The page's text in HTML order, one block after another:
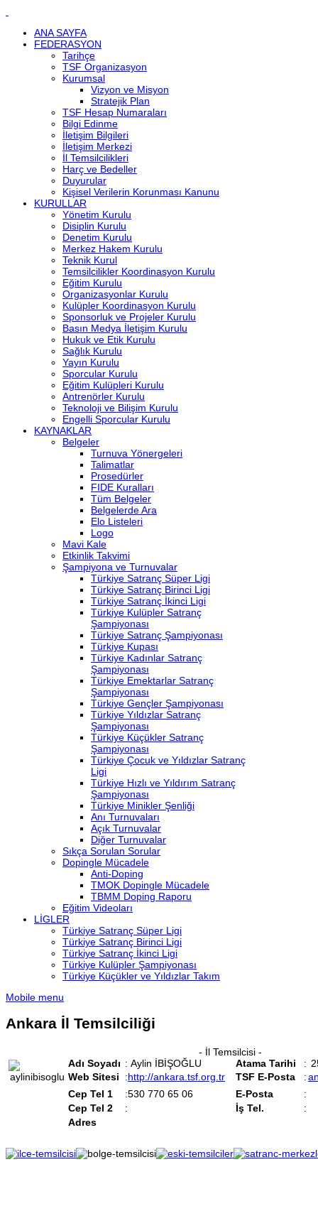
ANA SAYFA
FEDERASYON
Tarihçe
TSF Organizasyon
Kurumsal
Vizyon ve Misyon
Stratejik Plan
TSF Hesap Numaraları
Bilgi Edinme
İletişim Bilgileri
İletişim Merkezi
İl Temsilcilikleri
Harç ve Bedeller
Duyurular
Kişisel Verilerin Korunması Kanunu
KURULLAR
Yönetim Kurulu
Disiplin Kurulu
Denetim Kurulu
Merkez Hakem Kurulu
Teknik Kurul
Temsilcilikler Koordinasyon Kurulu
Eğitim Kurulu
Organizasyonlar Kurulu
Kulüpler Koordinasyon Kurulu
Sponsorluk ve Projeler Kurulu
Basın Medya İletişim Kurulu
Hukuk ve Etik Kurulu
Sağlık Kurulu
Yayın Kurulu
Sporcular Kurulu
Eğitim Kulüpleri Kurulu
Antrenörler Kurulu
Teknoloji ve Bilişim Kurulu
Engelli Sporcular Kurulu
KAYNAKLAR
Belgeler
Turnuva Yönergeleri
Talimatlar
Prosedürler
FIDE Kuralları
Tüm Belgeler
Belgelerde Ara
Elo Listeleri
Logo
Mavi Kale
Etkinlik Takvimi
Şampiyona ve Turnuvalar
Türkiye Satranç Süper Ligi
Türkiye Satranç Birinci Ligi
Türkiye Satranç İkinci Ligi
Türkiye Kulüpler Satranç
Şampiyonası
Türkiye Satranç Şampiyonası
Türkiye Kupası
Türkiye Kadınlar Satranç
Şampiyonası
Türkiye Emektarlar Satranç
Şampiyonası
Türkiye Gençler Şampiyonası
Türkiye Yıldızlar Satranç
Şampiyonası
Türkiye Küçükler Satranç
Şampiyonası
Türkiye Çocuk ve Yıldızlar Satranç
Ligi
Türkiye Hızlı ve Yıldırım Satranç
Şampiyonası
Türkiye Minikler Şenliği
Anı Turnuvaları
Açık Turnuvalar
Diğer Turnuvalar
Sıkça Sorulan Sorular
Dopingle Mücadele
Anti-Doping
TMOK Dopingle Mücadele
TBMM Doping Raporu
Eğitim Videoları
LİGLER
Türkiye Satranç Süper Ligi
Türkiye Satranç Birinci Ligi
Türkiye Satranç İkinci Ligi
Türkiye Kulüpler Şampiyonası
Türkiye Küçükler ve Yıldızlar Takım
Mobile menu
Ankara İl Temsilciliği
- İl Temsilcisi -
Adı Soyadı : Aylin İBİŞOĞLU Atama Tarihi :
Web Sitesi :http://ankara.tsf.org.tr TSF E-Posta :
Cep Tel 1
:530 770 65 06 E-Posta
:
Cep Tel 2
: İş Tel.
:
Adres